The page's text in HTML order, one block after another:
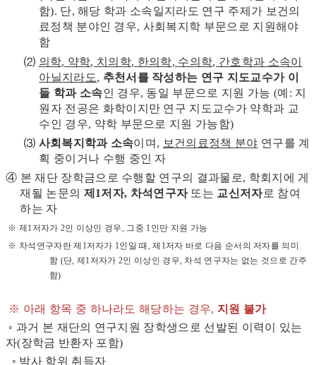
함). 단, 해당 학과 소속일지라도 연구 주제가 보건의
료정책 분야인 경우, 사회복지학 부문으로 지원해야
함
⑵ 의학, 약학, 치의학, 한의학, 수의학, 간호학과 소속이
아닐지라도, 추천서를 작성하는 연구 지도교수가 이
들 학과 소속인 경우, 동일 부문으로 지원 가능 (예: 지
원자 전공은 화학이지만 연구 지도교수가 약학과 교
수인 경우, 약학 부문으로 지원 가능함)
⑶ 사회복지학과 소속이며, 보건의료정책 분야 연구를 계
획 중이거나 수행 중인 자
④ 본 재단 장학금으로 수행할 연구의 결과물로, 학회지에 게
재될 논문의 제1저자, 차석연구자또는 교신저자로 참여
하는 자
※ 제1저자가 2인 이상인 경우, 그중 1인만 지원 가능
※ 차석연구자란 제1저자가 1인일 때, 제1저자 바로 다음 순서의 저자를 의미
함 (단, 제1저자가 2인 이상인 경우, 차석 연구자는 없는 것으로 간주
함)
※ 아래 항목 중 하나라도 해당하는 경우, 지원 불가
◦ 과거 본 재단의 연구지원 장학생으로 선발된 이력이 있는
자(장학금 반환자 포함)
◦ 박사 학위 취득자